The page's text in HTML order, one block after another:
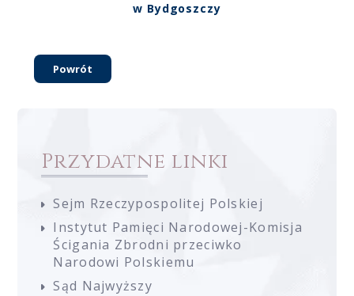
w Bydgoszczy
Powrót
Przydatne linki
Sejm Rzeczypospolitej Polskiej
Instytut Pamięci Narodowej-Komisja
Ścigania Zbrodni przeciwko
Narodowi Polskiemu
Sąd Najwyższy